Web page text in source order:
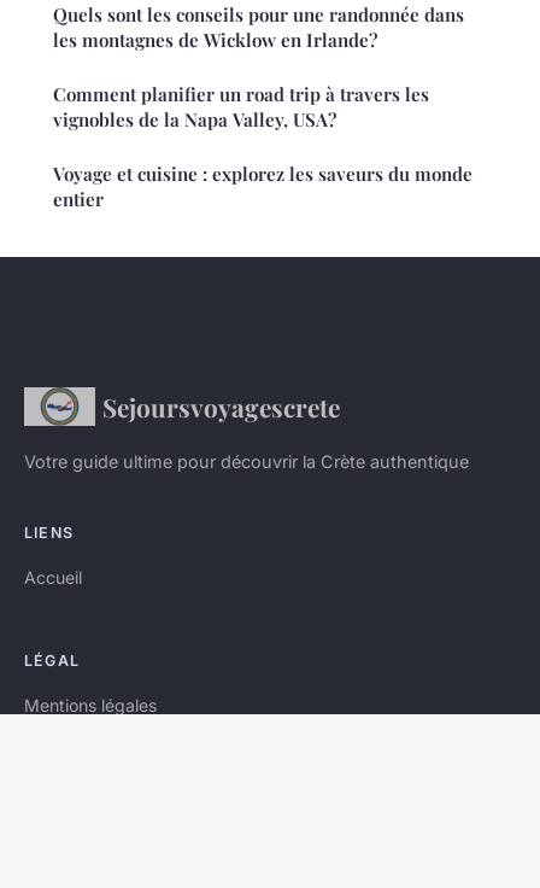
Quels sont les conseils pour une randonnée dans
les montagnes de Wicklow en Irlande?
Comment planifier un road trip à travers les
vignobles de la Napa Valley, USA?
Voyage et cuisine : explorez les saveurs du monde
entier
Sejoursvoyagescrete
Votre guide ultime pour découvrir la Crète authentique
LIENS
Accueil
LÉGAL
Mentions légales